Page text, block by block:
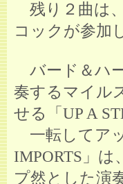
残り２曲は
コックが参加
バード＆ハ
奏するマイル
せる「UP A
一転してア
IMPORTS」
プ然とした演